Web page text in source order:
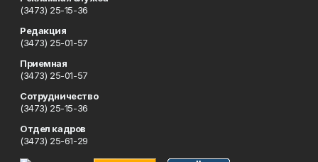
(3473) 25-15-36
Редакция
(3473) 25-01-57
Приемная
(3473) 25-01-57
Сотрудничество
(3473) 25-15-36
Отдел кадров
(3473) 25-61-29